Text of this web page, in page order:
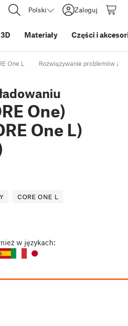
Polski Zaloguj
Materiały Części i
One L Rozwiązywanie problemów z
One)
One L)
CORE ONE L
w językach: